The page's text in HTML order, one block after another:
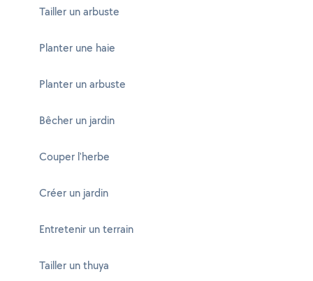
Tailler un arbuste
Planter une haie
Planter un arbuste
Bêcher un jardin
Couper l'herbe
Créer un jardin
Entretenir un terrain
Tailler un thuya